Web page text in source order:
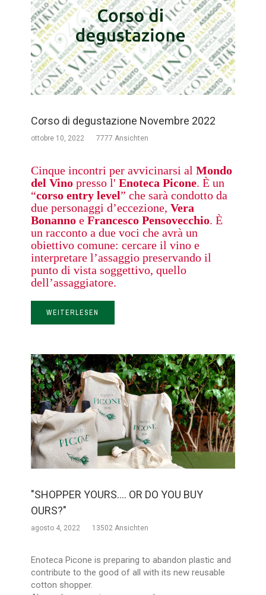
Corso di degustazione Novembre 2022
ottobre 10, 2022 7777 Ansichten
Cinque incontri per avvicinarsi alMondo
del Vino presso l'Enoteca Picone. È un
“corso entry level” che sarà condotto da
due personaggi d’eccezione,Vera
Bonanno eFrancesco Pensovecchio. È
un racconto a due voci che avrà un
obiettivo comune: cercare il vino e
interpretare l’assaggio preservando il
punto di vista soggettivo, quello
dell’assaggiatore.
WEITERLESEN
"SHOPPER YOURS.... OR DO YOU BUY
OURS?"
agosto 4, 2022 13502 Ansichten
Enoteca Picone is preparing to abandon plastic and
contribute to the good of all with its new reusable
cotton shopper.